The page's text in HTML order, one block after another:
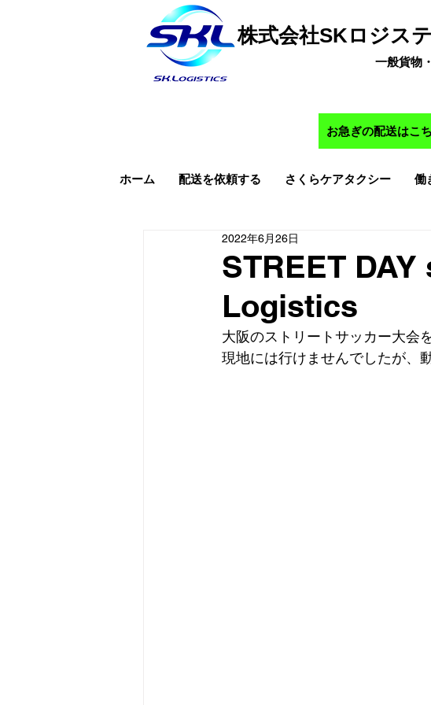
株式会社SKロジス
一般貨物
お急ぎの配送はこ
ホーム 配送を依頼する さくらケアタクシー 働
STREET
Logistics
2022年6月26日
大阪のストリートサッカー大会
現地には行けませんでしたが、